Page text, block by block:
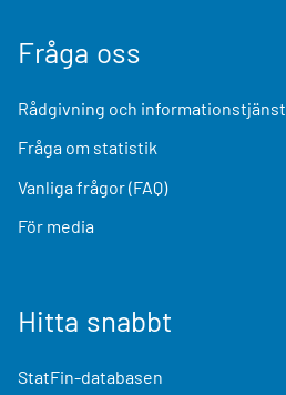
Fråga oss
Rådgivning och informationstjänst
Fråga om statistik
Vanliga frågor (FAQ)
För media
Hitta snabbt
StatFin-databasen